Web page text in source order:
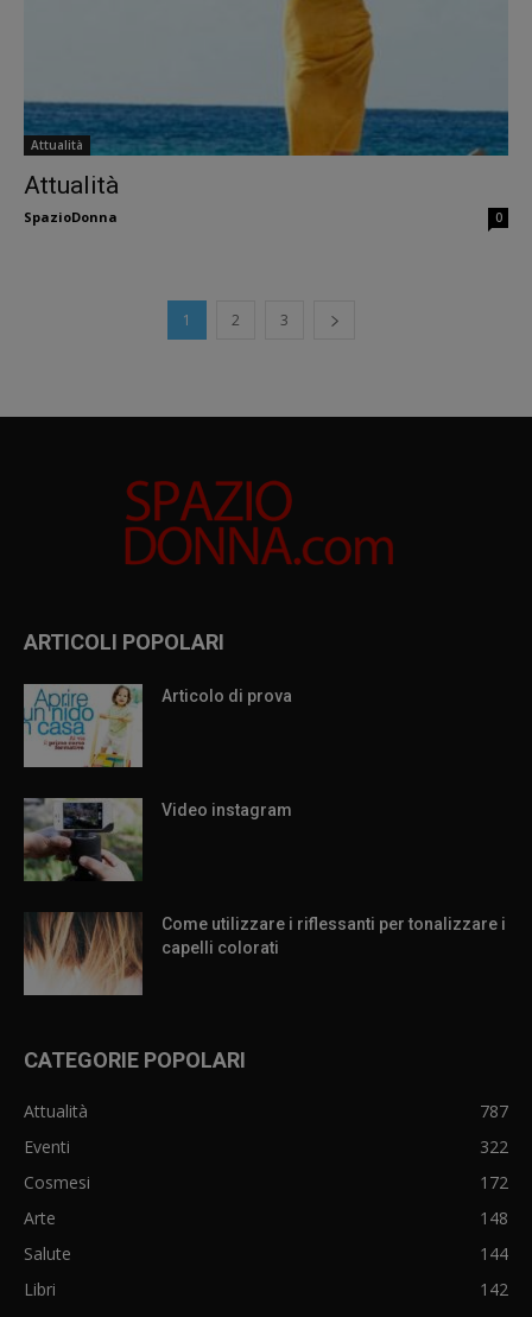
Attualità
Attualità
SpazioDonna 0
1 2 3
ARTICOLI POPOLARI
Articolo di prova
Video instagram
Come utilizzare i riflessanti per tonalizzare i
capelli colorati
CATEGORIE POPOLARI
Attualità
787
Eventi
322
Cosmesi
172
Arte
148
Salute
144
Libri
142